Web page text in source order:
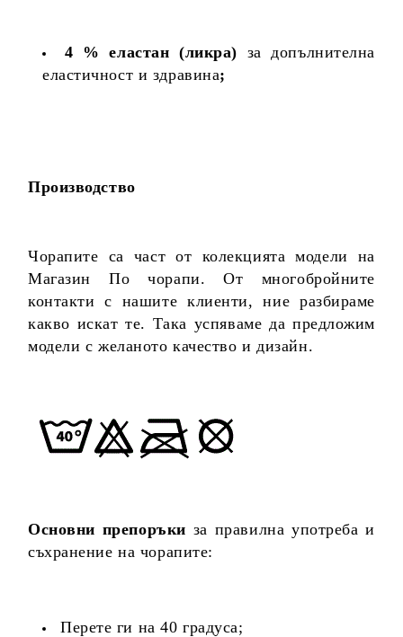
4 % еластан (ликра) за допълнителна
еластичност и здравина;
Производство
Чорапите са част от колекцията модели на
Магазин По чорапи. От многобройните
контакти с нашите клиенти, ние разбираме
какво искат те. Така успяваме да предложим
модели с желаното качество и дизайн.
Основни препоръки за правилна употреба и
съхранение на чорапите:
Перете ги на 40 градуса;